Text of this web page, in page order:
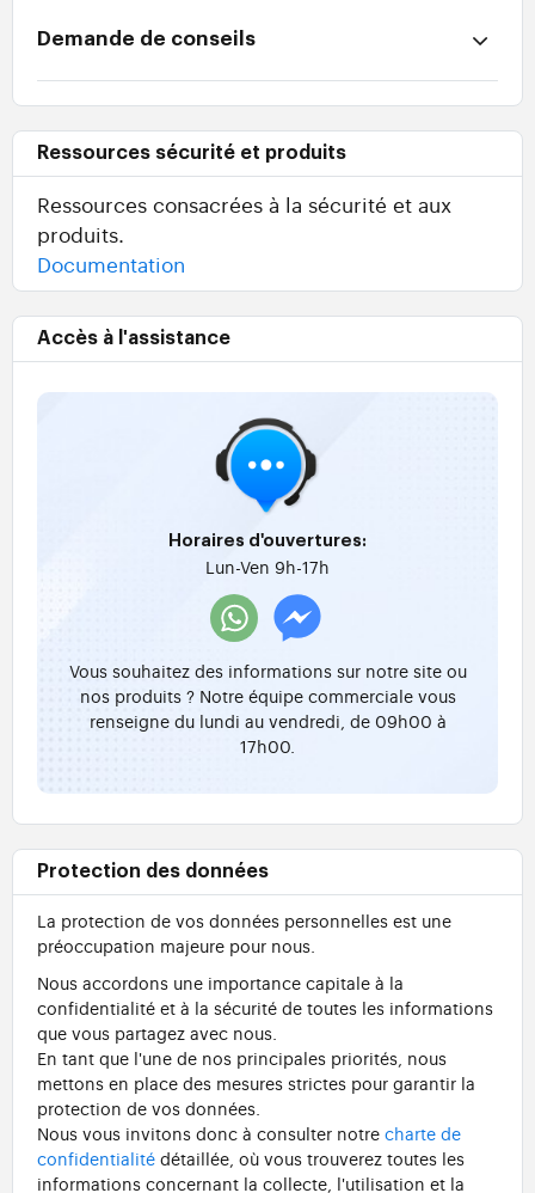
Demande de conseils
Ressources sécurité et produits
Ressources consacrées à la sécurité et aux
produits.
Documentation
Accès à l'assistance
Horaires d'ouvertures:
Lun-Ven 9h-17h
Vous souhaitez des informations sur notre site ou
nos produits ? Notre équipe commerciale vous
renseigne du lundi au vendredi, de 09h00 à
17h00.
Protection des données
La protection de vos données personnelles est une
préoccupation majeure pour nous.
Nous accordons une importance capitale à la
confidentialité et à la sécurité de toutes les informations
que vous partagez avec nous.
En tant que l'une de nos principales priorités, nous
mettons en place des mesures strictes pour garantir la
protection de vos données.
Nous vous invitons donc à consulter notre charte de
confidentialité détaillée, où vous trouverez toutes les
informations concernant la collecte, l'utilisation et la